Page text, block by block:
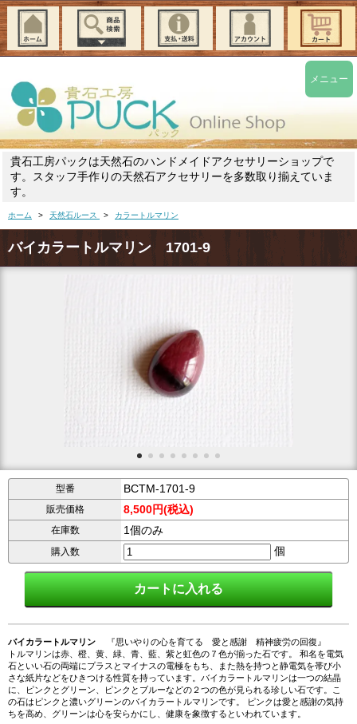
貴石工房パックは天然石のハンドメイドアクセサリーショップで
す。スタッフ手作りの天然石アクセサリーを多数取り揃えていま
す。
ホーム > 天然石ルース > カラートルマリン
バイカラートルマリン 1701-9
型番 BCTM-1701-9
販売価格 8,500円(税込)
在庫数 1個のみ
購入数 個
バイカラートルマリン 『思いやりの心を育てる 愛と感謝 精神疲労の回復』
トルマリンは赤、橙、黄、緑、青、藍、紫と虹色の７色が揃った石です。 和名を電気
石といい石の両端にプラスとマイナスの電極をもち、また熱を持つと静電気を帯び小
さな紙片などをひきつける性質を持っています。バイカラートルマリンは一つの結晶
に、ピンクとグリーン、ピンクとブルーなどの２つの色が見られる珍しい石です。こ
の石はピンクと濃いグリーンのバイカラートルマリンです。 ピンクは愛と感謝の気持
ちを高め、グリーンは心を安らかにし、健康を象徴するといわれています。
メニュー